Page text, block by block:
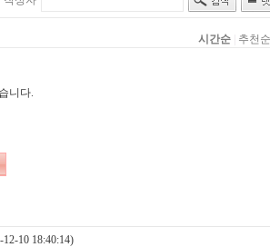
12-10 18:40:14)